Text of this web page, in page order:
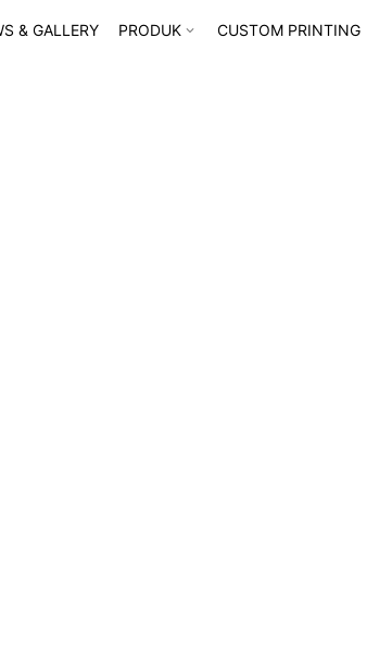
& GALLERY PRODUK CUSTOM PRINTING